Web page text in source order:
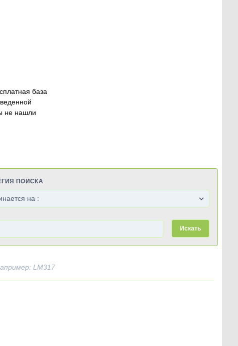
база
не нашли
ПОИСКА
Искать
LM317